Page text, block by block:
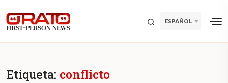
ESPAÑOL
Etiqueta: conflicto